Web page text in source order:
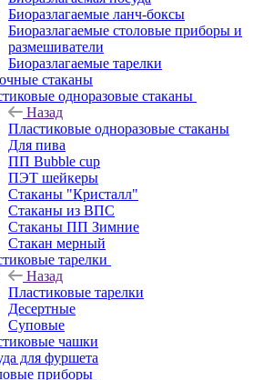
Биоразлагаемые ланч-боксы
Биоразлагаемые столовые приборы и
размешиватели
Биоразлагаемые тарелки
стаканы
одноразовые стаканы
Назад
Пластиковые одноразовые стаканы
Для пива
ПП Bubble cup
ПЭТ шейкеры
Стаканы "Кристалл"
Стаканы из ВПС
Стаканы ПП Зимние
Стакан мерный
тарелки
Назад
Пластиковые тарелки
Десертные
Суповые
чашки
для фуршета
приборы